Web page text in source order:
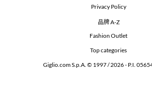
Privacy Policy
品牌 A-Z
Fashion Outlet
Top categories
Giglio.com S.p.A. © 1997 / 2026 - P.I.